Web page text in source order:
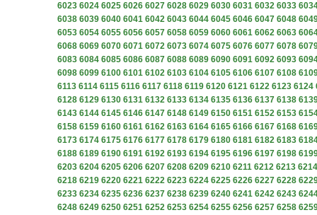
6023 6024 6025 6026 6027 6028 6029 6030 6031 6032 6033
6038 6039 6040 6041 6042 6043 6044 6045 6046 6047 6048
6053 6054 6055 6056 6057 6058 6059 6060 6061 6062 6063
6068 6069 6070 6071 6072 6073 6074 6075 6076 6077 6078
6083 6084 6085 6086 6087 6088 6089 6090 6091 6092 6093
6098 6099 6100 6101 6102 6103 6104 6105 6106 6107 6108
6113 6114 6115 6116 6117 6118 6119 6120 6121 6122 6123 6124
6128 6129 6130 6131 6132 6133 6134 6135 6136 6137 6138
6143 6144 6145 6146 6147 6148 6149 6150 6151 6152 6153
6158 6159 6160 6161 6162 6163 6164 6165 6166 6167 6168
6173 6174 6175 6176 6177 6178 6179 6180 6181 6182 6183
6188 6189 6190 6191 6192 6193 6194 6195 6196 6197 6198
6203 6204 6205 6206 6207 6208 6209 6210 6211 6212 6213 6214
6218 6219 6220 6221 6222 6223 6224 6225 6226 6227 6228
6233 6234 6235 6236 6237 6238 6239 6240 6241 6242 6243
6248 6249 6250 6251 6252 6253 6254 6255 6256 6257 6258